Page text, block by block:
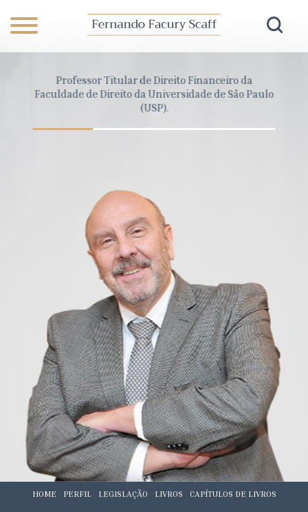
Professor Titular de Direito Financeiro da
Faculdade de Direito da Universidade de São Paulo
(USP).
HOME PERFIL LEGISLAÇÃO LIVROS CAPÍTULOS DE LIVROS